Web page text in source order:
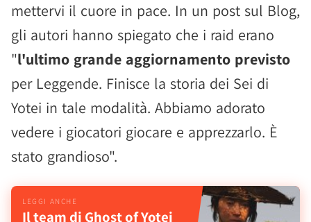
mettervi il cuore in pace. In un post sul Blog,
gli autori hanno spiegato che i raid erano
"l'ultimo grande aggiornamento previsto
per Leggende. Finisce la storia dei Sei di
Yotei in tale modalità. Abbiamo adorato
vedere i giocatori giocare e apprezzarlo. È
stato grandioso".
Il team di Ghost of Yotei